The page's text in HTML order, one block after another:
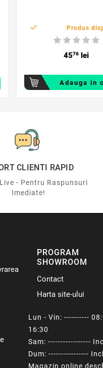
 Produs
4576 lei
Adauga in
CLIENTI RAPID
- Pentru Raspunsuri
Imediate!
PROGRAM
SHOWROOM
Contact
Harta site-ului
Lun - Vin: ----------
16:30
Sam: -----------------
Dum: ----------------
Magazin online